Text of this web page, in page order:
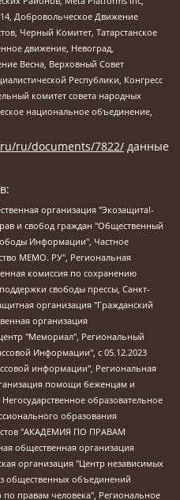
Добровольческое Движение
Черный Комитет, Татарстанское
движение, Невоград,
Весна, Верховный Совет
Республики, Конгресс
комитет совета народных
национальное объединение,
ru/documents/7822/ данные
"ЖУРНАЛИСТ-ИНОСТРАННЫЙ АГЕНТ", Арапова Галина Юрьевна, Вольтская Татьяна Анатольевна, Американская компания "Mason G.E.S. Anonymous Foundation" (США), являющаяся владельцем интернет-издания https://mnews.world/, Компания "Stichting Bellingcat", зарегистрированная в Нидерландах (дата регистрации 11.07.2018), Захаров Андрей Вячеславович, Клепиковская Екатерина Дмитриевна, Общество с ограниченной ответственностью "МЕМО", Перл Роман Александрович, Симонов Евгений Алексеевич, Соловьева Елена Анатольевна, Сотников Даниил Владимирович, Сурначева Елизавета Дмитриевна, Автономная некоммерческая организация по защите прав человека и информированию населения "Якутия – Наше Мнение", Общество с ограниченной ответственностью "Москоу диджитал медиа", с 26.01.2023 Общество с ограниченной ответственностью "Чайка Белые сады", Ветошкина Валерия Валерьевна, Заговора Максим Александрович, Межрегиональное общественное движение "Российская ЛГБТ - сеть", Оленичев Максим Владимирович, Павлов Иван Юрьевич, Скворцова Елена Сергеевна, Общество с ограниченной ответственностью "Как бы инагент", Кочетков Игорь Викторович, Общество с ограниченной ответственностью "Честные выборы", Еланчик Олег Александрович, Общество с ограниченной ответственностью "Нобелевский призыв", Гималова Регина Эмилевна, Григорьев Андрей Валерьевич, Григорьева Алина Александровна, Ассоциация по содействию защите прав призывников, альтернативнослужащих и военнослужащих "Правозащитная группа "Гражданин.Армия.Право", Хисамова Регина Фаритовна, Автономная некоммерческая организация по реализации социально-правовых программ "Лилит", Дальневосточное общественное движение "Маяк", Санкт-Петербургская ЛГБТ-инициативная группа "Выход", Инициативная группа ЛГБТ+ "Реверс", Алексеев Андрей Викторович, Бекбулатова Таисия Львовна, Беляев Иван Михайлович, Владыкина Елена Сергеевна, Гельман Марат Александрович, Никульшина Вероника Юрьевна, Толоконникова Надежда Андреевна, Шендерович Виктор Анатольевич, Общество с ограниченной ответственностью "Данное сообщение", Общество с ограниченной ответственностью Издательский дом "Новая глава", Айнбиндер Александра Александровна, Московский комьюнити-центр для ЛГБТ+инициатив, Благотворительный фонд развития филантропии, Deutsche Welle (Германия, Kurt-Schumacher-Strasse 3, 53113 Bonn), Борзунова Мария Михайловна, Воробьев Виктор Викторович, Голубева Анна Львовна, Константинова Алла Михайловна, Малкова Ирина Владимировна, Мурадов Мурад Абдулгалимович, Осетинская Елизавета Николаевна, Понасенков Евгений Николаевич, Ганапольский Матвей Юрьевич, Киселев Евгений Алексеевич, Борухович Ирина Григорьевна, Дремин Иван Тимофеевич, Дубровский Дмитрий Викторович, Красноярская региональная общественная организация поддержки и развития альтернативных образовательных технологий и межкультурных коммуникаций "ИНТЕРРА", Маяковская Екатерина Алексеевна, Фейгин Марк Захарович, Филимонов Андрей Викторович, Дзугкоева Регина Николаевна, Доброхотов Роман Александрович, Дудь Юрий Александрович, Елкин Сергей Владимирович, Кругликов Кирилл Игоревич, Сабунаева Мария Леонидовна, Семенов Алексей Владимирович, Шаинян Карен Багратович, Шульман Екатерина Михайловна, Асафьев Артур Валерьевич, Вахштайн Виктор Семенович, Венедиктов Алексей Алексеевич, Лушникова Екатерина Евгеньевна, Волков Леонид Михайлович, Невзоров Александр Глебович, Пархоменко Сергей Борисович, Сироткин Ярослав Николаевич, Кара-Мурза Владимир Владимирович, Баранова Наталья Владимировна, Гозман Леонид Яковлевич, Кагарлицкий Борис Юльевич, Климарев Михаил Валерьевич, Милов Владимир Станиславович, Автономная некоммерческая организация Краснодарский центр современного искусства "Типография", Моргенштерн Алишер Тагирович, Соболь Любовь Эдуардовна, Общество с ограниченной ответственностью "ЛИЗА НОРМ", Каспаров Гарри Кимович, Ходорковский Михаил Борисович, Общество с ограниченной ответственностью "Апрельские тезисы", Данилович Ирина Брониславовна, Кашин Олег Владимирович, Петров Николай Владимирович, Пивоваров Алексей Владимирович, Соколов Михаил Владимирович, Цветкова Юлия Владимировна, Чичваркин Евгений Александрович, Комитет против пыток/Команда против пыток, Общество с ограниченной ответственностью "Первый научный", Общество с ограниченной ответственностью "Вертолет и ко", Белоцерковская Вероника Борисовна, Кац Максим Евгеньевич, Лазарева Татьяна Юрьевна, Шаведдинов Руслан Табризович, Яшин Илья Валерьевич, Общество с ограниченной ответственностью "Иноагент ААВ", Алешковский Дмитрий Петрович, Альбац Евгения Марковна, Быков Дмитрий Львович, Галямина Юлия Евгеньевна, Лойко Сергей Леонидович, Мартынов Кирилл Константинович, Медведев Сергей Александрович, Крашенинников Федор Геннадиевич, Гордеева Катерина Вл